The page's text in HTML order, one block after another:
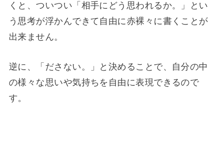
くと、ついつい「相手にどう思われるか。」とい
う思考が浮かんできて自由に赤裸々に書くことが
出来ません。
逆に、「ださない。」と決めることで、自分の中
の様々な思いや気持ちを自由に表現できるので
す。